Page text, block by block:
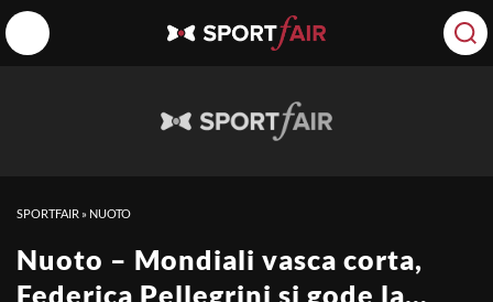
SPORTFAIR » NUOTO
Nuoto – Mondiali vasca corta,
Federica Pellegrini si gode la…